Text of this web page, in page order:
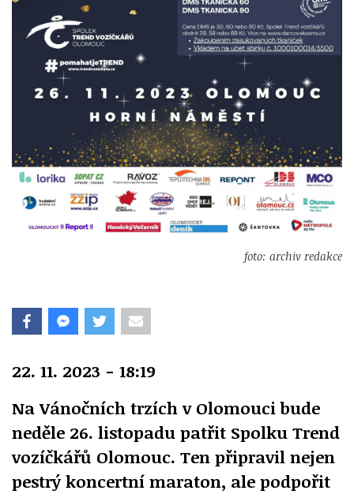
foto: archiv redakce
22. 11. 2023 - 18:19
Na Vánočních trzích v Olomouci bude
neděle 26. listopadu patřit Spolku Trend
vozíčkářů Olomouc. Ten připravil nejen
pestrý koncertní maraton, ale podpořit